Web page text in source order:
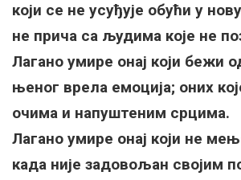
који се не усуђује обући у нову
не прича са људима које не
Лагано умире онај који бежи
њеног врела емоција; оних
очима и напуштеним срцима.
Лагано умире онај који не
када није задовољан својим